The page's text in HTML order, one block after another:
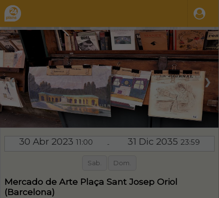
❮ ❯
30 Abr 202311:00 - 31 Dic 2035 23:59
Sab. Dom.
Mercado de Arte Plaça Sant Josep Oriol
(Barcelona)